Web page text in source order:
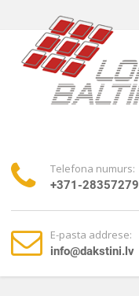
Telefona numurs:
+371-28357279
E-pasta addrese:
info@dakstini.lv